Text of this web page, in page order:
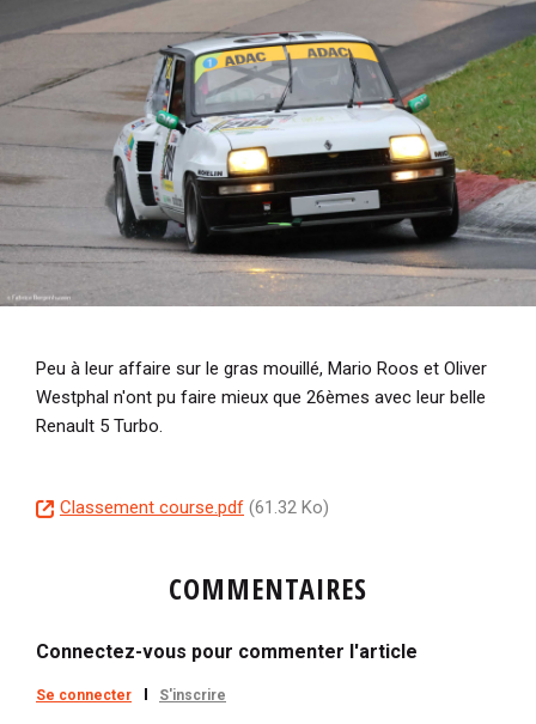
Peu à leur affaire sur le gras mouillé, Mario Roos et Oliver
Westphal n'ont pu faire mieux que 26èmes avec leur belle
Renault 5 Turbo.
D
e
t
Classement course.pdf (61.32 Ko)
COMMENTAIRES
Connectez-vous pour commenter l'article
Se connecter S'inscrire